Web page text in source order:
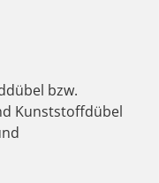
bzw.
Kunststoffdübel